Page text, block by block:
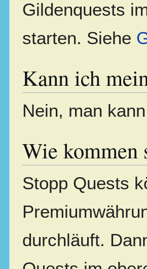
Gildenquests
starten. Siehe
Kann ich
Nein, man
Wie kommen
Stopp Quests
durchläuft.